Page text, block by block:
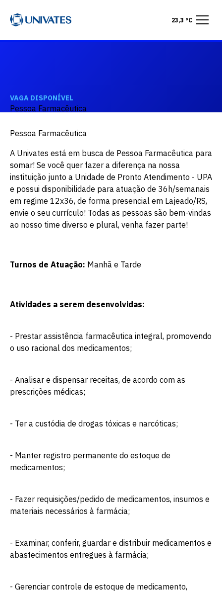
23,3 °C
VAGA DISPONÍVEL
Pessoa Farmacêutica
Pessoa Farmacêutica
A Univates está em busca de Pessoa Farmacêutica para
somar! Se você quer fazer a diferença na nossa
instituição junto a Unidade de Pronto Atendimento - UPA
e possui disponibilidade para atuação de 36h/semanais
em regime 12x36, de forma presencial em Lajeado/RS,
envie o seu currículo! Todas as pessoas são bem-vindas
ao nosso time diverso e plural, venha fazer parte!
Turnos de Atuação: Manhã e Tarde
Atividades a serem desenvolvidas:
- Prestar assistência farmacêutica integral, promovendo
o uso racional dos medicamentos;
- Analisar e dispensar receitas, de acordo com as
prescrições médicas;
- Ter a custódia de drogas tóxicas e narcóticas;
- Manter registro permanente do estoque de
medicamentos;
- Fazer requisições/pedido de medicamentos, insumos e
materiais necessários à farmácia;
- Examinar, conferir, guardar e distribuir medicamentos e
abastecimentos entregues à farmácia;
- Gerenciar controle de estoque de medicamento,